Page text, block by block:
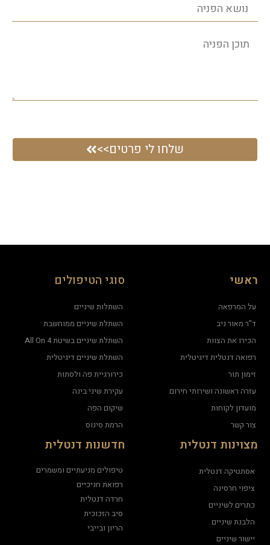
שלחו לי פרטים>>
ראשי
על המרפאה
ד"ר מאור ניב
הכירו את הצוות
רפואה דנטלית דיגיטלית
זימון תור
עזרה ראשונה ושירותי חירום
מועדון לקוחות
צור קשר
סוגי הטיפולים
השתלות שיניים
השתלת שיניים ממוחשבת
השתלת שיניים בשיטת All On 4
השתלת שיניים דיגיטלית
כירורגיית פה ולסתות
עקירת שיני בינה
שיקום הפה
הרמת סינוס
מצוינות דנטלית
אסתטיקה דנטלית
ציפוי חרסינה
כתרים לשיניים
הלבנת שיניים
יישור שיניים
חדשנות דנטלית
טיפולים מניעתיים ומשמרים
רפואת חניכיים
חרדה דנטלית
סיב הזכוכית
הריון ובייבי